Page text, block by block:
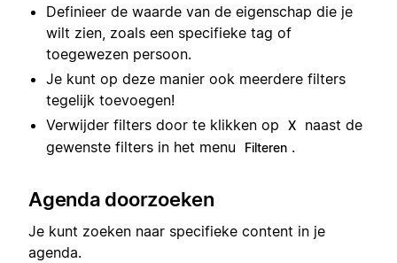
Definieer de waarde van de eigenschap die je
wilt zien, zoals een specifieke tag of
toegewezen persoon.
Je kunt op deze manier ook meerdere filters
tegelijk toevoegen!
Verwijder filters door te klikken op
X
naast de
gewenste filters in het menu
Filteren .
Agenda doorzoeken
Je kunt zoeken naar specifieke content in je
agenda.